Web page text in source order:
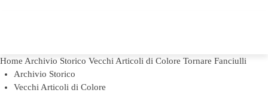
Home Archivio Storico Vecchi Articoli di Colore Tornare Fanciulli
Archivio Storico
Vecchi Articoli di Colore